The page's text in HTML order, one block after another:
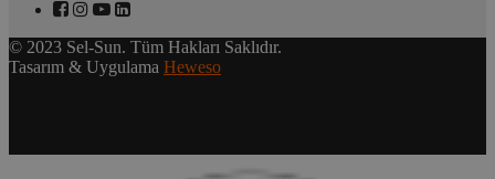
© 2023 Sel-Sun. Tüm Hakları Saklıdır.
Tasarım & Uygulama Heweso